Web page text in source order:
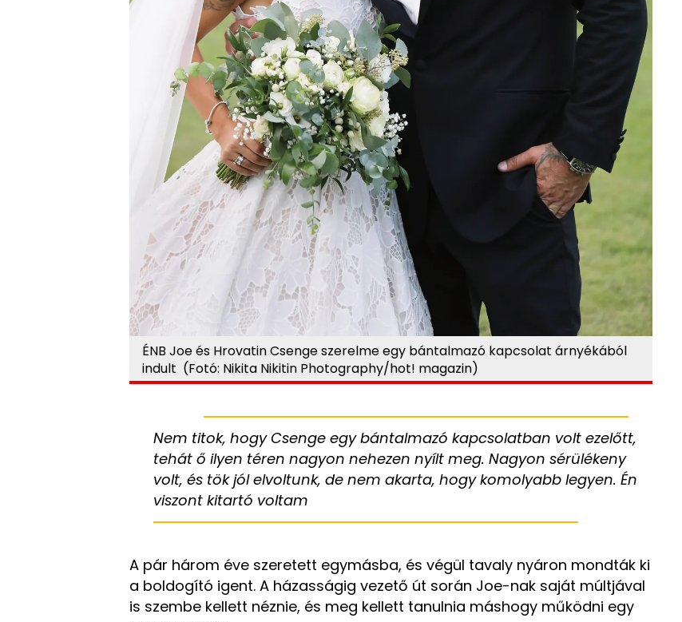
ÉNB Joe és Hrovatin Csenge szerelme egy bántalmazó kapcsolat árnyékából
indult (Fotó: Nikita Nikitin Photography/hot! magazin)
Nem titok, hogy Csenge egy bántalmazó kapcsolatban volt ezelőtt,
tehát ő ilyen téren nagyon nehezen nyílt meg. Nagyon sérülékeny
volt, és tök jól elvoltunk, de nem akarta, hogy komolyabb legyen. Én
viszont kitartó voltam
A pár három éve szeretett egymásba, és végül tavaly nyáron mondták ki
a boldogító igent. A házasságig vezető út során Joe-nak saját múltjával
is szembe kellett néznie, és meg kellett tanulnia máshogy működni egy